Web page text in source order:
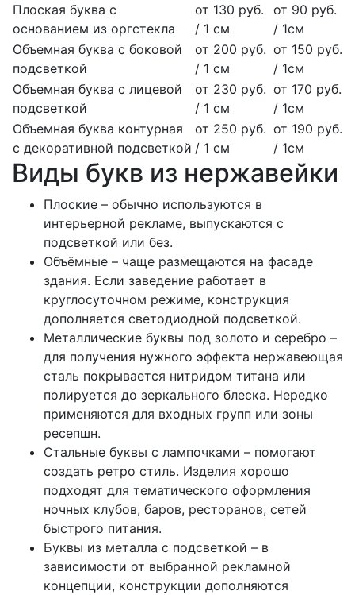
Плоская буква с
основанием из оргстекла
от 130 руб.
/ 1 см
от 90 руб.
/ 1см
Объемная буква с боковой
подсветкой
от 200 руб.
/ 1 см
от 150 руб.
/ 1см
Объемная буква с лицевой
подсветкой
от 230 руб.
/ 1 см
от 170 руб.
/ 1см
Объемная буква контурная
с декоративной подсветкой
от 250 руб.
/ 1 см
от 190 руб.
/ 1см
Виды букв из нержавейки
Плоские – обычно используются в
интерьерной рекламе, выпускаются с
подсветкой или без.
Объёмные – чаще размещаются на фасаде
здания. Если заведение работает в
круглосуточном режиме, конструкция
дополняется светодиодной подсветкой.
Металлические буквы под золото и серебро –
для получения нужного эффекта нержавеющая
сталь покрывается нитридом титана или
полируется до зеркального блеска. Нередко
применяются для входных групп или зоны
ресепшн.
Стальные буквы с лампочками – помогают
создать ретро стиль. Изделия хорошо
подходят для тематического оформления
ночных клубов, баров, ресторанов, сетей
быстрого питания.
Буквы из металла с подсветкой – в
зависимости от выбранной рекламной
концепции, конструкции дополняются